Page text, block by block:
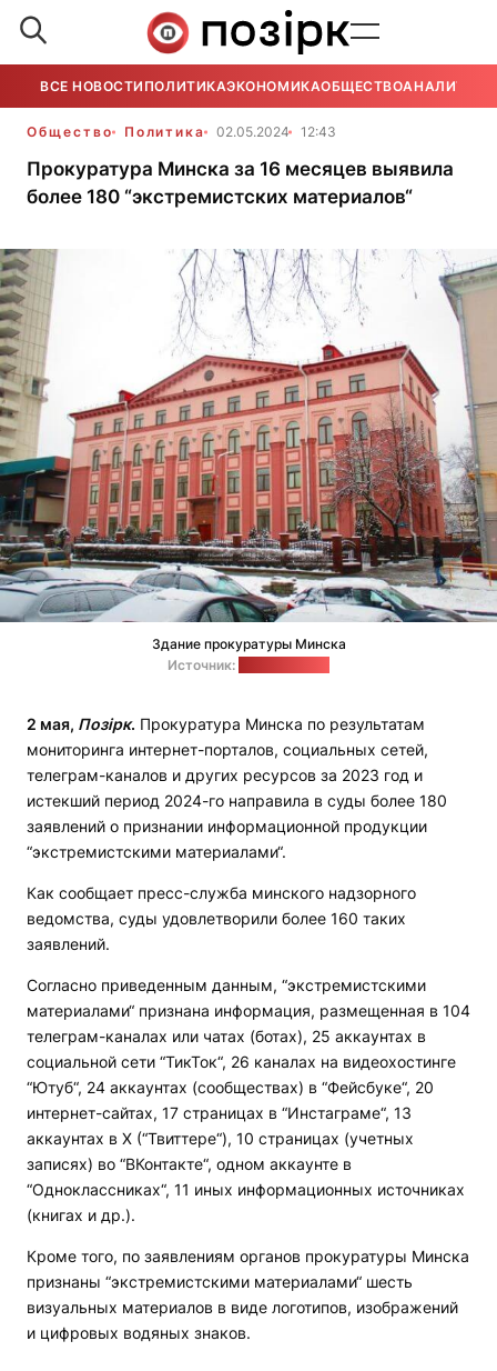
ВСЕ НОВОСТИ ПОЛИТИКАЭКОНОМИКАОБЩЕСТВОАНАЛИТИКА
Общество Политика 02.05.2024 12:43
Прокуратура Минска за 16 месяцев выявила
более 180 “экстремистских материалов“
Здание прокуратуры Минска
Источник:
2 мая, Позірк. Прокуратура Минска по результатам
мониторинга интернет-порталов, социальных сетей,
телеграм-каналов и других ресурсов за 2023 год и
истекший период 2024-го направила в суды более 180
заявлений о признании информационной продукции
“экстремистскими материалами“.
Как сообщает пресс-служба минского надзорного
ведомства, суды удовлетворили более 160 таких
заявлений.
Согласно приведенным данным, “экстремистскими
материалами“ признана информация, размещенная в 104
телеграм-каналах или чатах (ботах), 25 аккаунтах в
социальной сети “ТикТок“, 26 каналах на видеохостинге
“Ютуб“, 24 аккаунтах (сообществах) в “Фейсбуке“, 20
интернет-сайтах, 17 страницах в “Инстаграме“, 13
аккаунтах в X (“Твиттере“), 10 страницах (учетных
записях) во “ВКонтакте“, одном аккаунте в
“Одноклассниках“, 11 иных информационных источниках
(книгах и др.).
Кроме того, по заявлениям органов прокуратуры Минска
признаны “экстремистскими материалами“ шесть
визуальных материалов в виде логотипов, изображений
и цифровых водяных знаков.